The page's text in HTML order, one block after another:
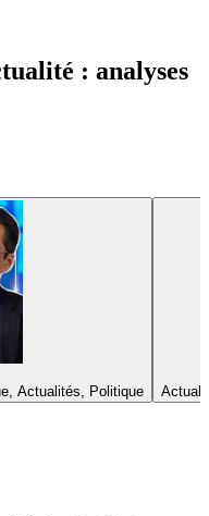
: analyses
Actualités, Politique